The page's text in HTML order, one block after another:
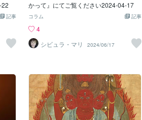
記事
かって』にてご覧ください2024-04-17
記事
コラム
4
シビュラ・マリ
2024/06/17